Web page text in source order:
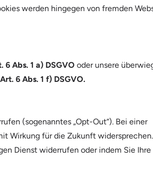
werden hingegen von fremden
6 Abs. 1 a) DSGVO oder unsere
Art. 6 Abs. 1 f) DSGVO.
(sogenanntes „Opt-Out“). Bei einer
Wirkung für die Zukunft widersprechen.
Dienst widerrufen oder indem Sie Ihre